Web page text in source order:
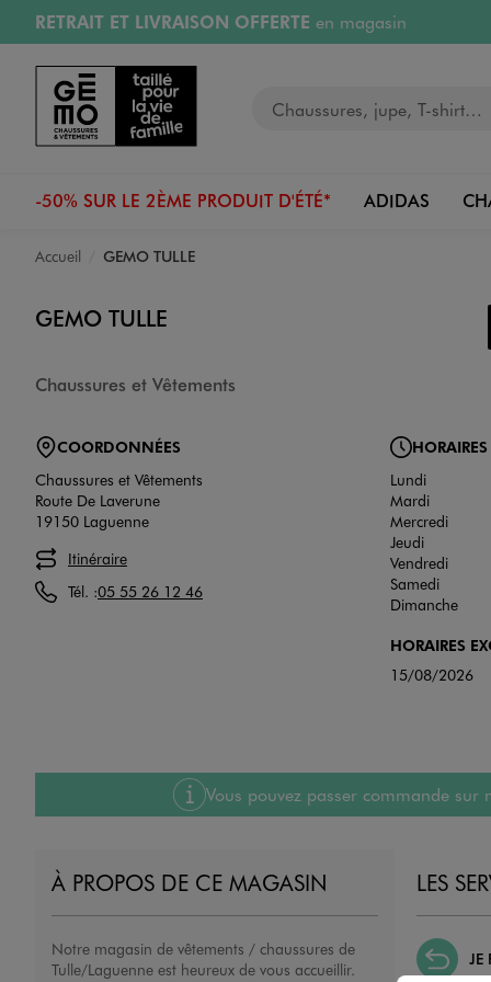
Aller au contenu principal
Aller à la navigation
RETRAIT ET LIVRAISON OFFERTE en magasin
Retours OFFERTSpendant 30 jours
PAYEZ EN 3x SANS FRAIS
dès 50€
RÉSERVATION GRATUITE
-50% SUR LE 2ÈME PRODUIT D'ÉTÉ* ADIDAS
Accueil GEMO TULLE
GEMO TULLE
Chaussures et Vêtements
COORDONNÉES
Chaussures et Vêtements
Route De Laverune
19150 Laguenne
Itinéraire
Tél. :05 55 26 12 46
HORAIRES
Lundi
Mardi
Mercredi
Jeudi
Vendredi
Samedi
Dimanche
HORAIRES
15/08/2026
Vous pouvez passer commande
À PROPOS DE CE MAGASIN
Notre magasin de vêtements / chaussures de
Tulle/Laguenne est heureux de vous accueillir.
LES
JE